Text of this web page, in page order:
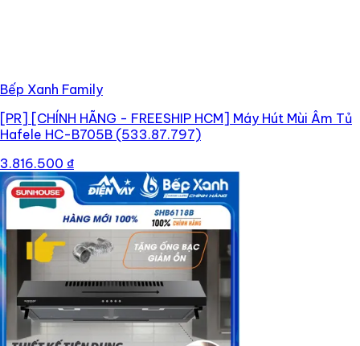
Bếp Xanh Family
[PR] [CHÍNH HÃNG - FREESHIP HCM] Máy Hút Mùi Âm Tủ
Hafele HC-B705B (533.87.797)
3.816.500 ₫